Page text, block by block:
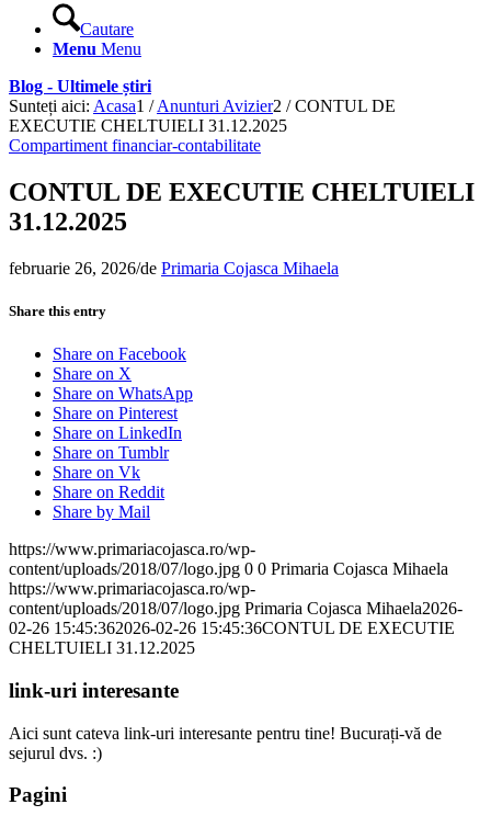
Cautare
Menu Menu
Blog - Ultimele știri
Sunteți aici: Acasa1 / Anunturi Avizier2 / CONTUL DE
EXECUTIE CHELTUIELI 31.12.2025
Compartiment financiar-contabilitate
CONTUL DE EXECUTIE CHELTUIELI
31.12.2025
februarie 26, 2026/de Primaria Cojasca Mihaela
Share this entry
Share on Facebook
Share on X
Share on WhatsApp
Share on Pinterest
Share on LinkedIn
Share on Tumblr
Share on Vk
Share on Reddit
Share by Mail
https://www.primariacojasca.ro/wp-
content/uploads/2018/07/logo.jpg 0 0 Primaria Cojasca Mihaela
https://www.primariacojasca.ro/wp-
content/uploads/2018/07/logo.jpg Primaria Cojasca Mihaela2026-
02-26 15:45:362026-02-26 15:45:36CONTUL DE EXECUTIE
CHELTUIELI 31.12.2025
link-uri interesante
Aici sunt cateva link-uri interesante pentru tine! Bucurați-vă de
sejurul dvs. :)
Pagini